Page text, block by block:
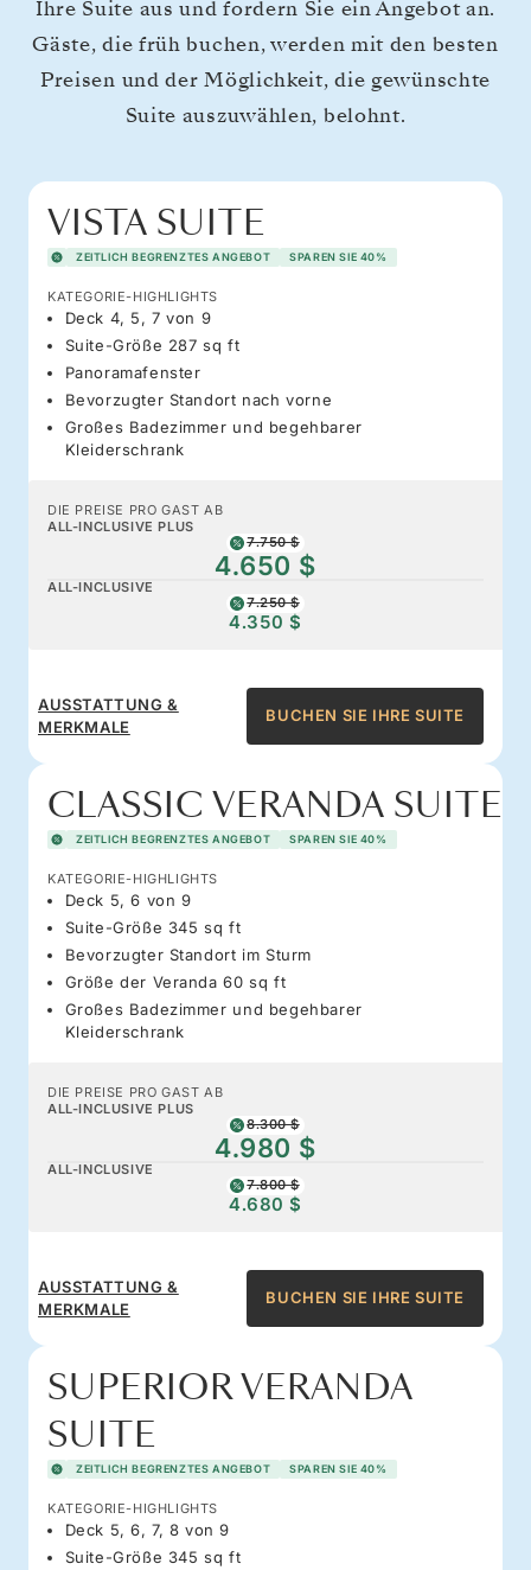
Ihre Suite aus und fordern Sie ein Angebot an.
Gäste, die früh buchen, werden mit den besten
Preisen und der Möglichkeit, die gewünschte
Suite auszuwählen, belohnt.
VISTA SUITE
ZEITLICH BEGRENZTES ANGEBOT SPAREN SIE 40%
KATEGORIE-HIGHLIGHTS
Deck 4, 5, 7 von 9
Suite-Größe 287 sq ft
Panoramafenster
Bevorzugter Standort nach vorne
Großes Badezimmer und begehbarer
Kleiderschrank
DIE PREISE PRO GAST AB
ALL-INCLUSIVE PLUS
7.750 $
4.650 $
ALL-INCLUSIVE
7.250 $
4.350 $
AUSSTATTUNG &
MERKMALE
BUCHEN SIE IHRE SUITE
CLASSIC VERANDA SUITE
ZEITLICH BEGRENZTES ANGEBOT SPAREN SIE 40%
KATEGORIE-HIGHLIGHTS
Deck 5, 6 von 9
Suite-Größe 345 sq ft
Bevorzugter Standort im Sturm
Größe der Veranda 60 sq ft
Großes Badezimmer und begehbarer
Kleiderschrank
DIE PREISE PRO GAST AB
ALL-INCLUSIVE PLUS
8.300 $
4.980 $
ALL-INCLUSIVE
7.800 $
4.680 $
AUSSTATTUNG &
MERKMALE
BUCHEN SIE IHRE SUITE
SUPERIOR VERANDA
SUITE
ZEITLICH BEGRENZTES ANGEBOT SPAREN SIE 40%
KATEGORIE-HIGHLIGHTS
Deck 5, 6, 7, 8 von 9
Suite-Größe 345 sq ft